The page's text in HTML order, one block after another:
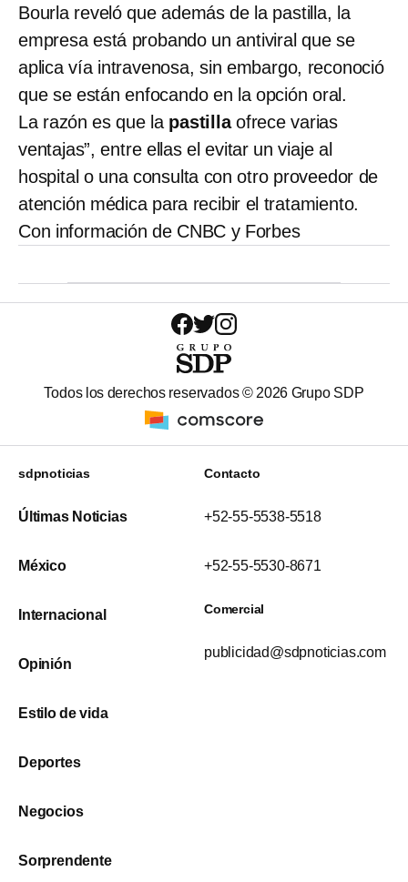
Bourla reveló que además de la pastilla, la
empresa está probando un antiviral que se
aplica vía intravenosa, sin embargo, reconoció
que se están enfocando en la opción oral.
La razón es que lapastillaofrece varias
ventajas”, entre ellas el evitar un viaje al
hospital o una consulta con otro proveedor de
atención médica para recibir el tratamiento.
Con información de CNBC y Forbes
Todos los derechos reservados © 2026 Grupo SDP
sdpnoticias
Últimas Noticias
México
Internacional
Opinión
Estilo de vida
Deportes
Negocios
Sorprendente
Contacto
+52-55-5538-5518
+52-55-5530-8671
Comercial
publicidad@sdpnoticias.com